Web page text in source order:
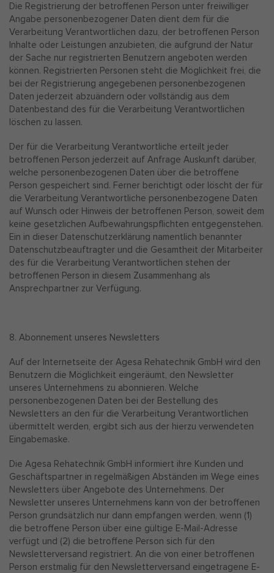
Die Registrierung der betroffenen Person unter freiwilliger
Angabe personenbezogener Daten dient dem für die
Verarbeitung Verantwortlichen dazu, der betroffenen Person
Inhalte oder Leistungen anzubieten, die aufgrund der Natur
der Sache nur registrierten Benutzern angeboten werden
können. Registrierten Personen steht die Möglichkeit frei, die
bei der Registrierung angegebenen personenbezogenen
Daten jederzeit abzuändern oder vollständig aus dem
Datenbestand des für die Verarbeitung Verantwortlichen
löschen zu lassen.
Der für die Verarbeitung Verantwortliche erteilt jeder
betroffenen Person jederzeit auf Anfrage Auskunft darüber,
welche personenbezogenen Daten über die betroffene
Person gespeichert sind. Ferner berichtigt oder löscht der für
die Verarbeitung Verantwortliche personenbezogene Daten
auf Wunsch oder Hinweis der betroffenen Person, soweit dem
keine gesetzlichen Aufbewahrungspflichten entgegenstehen.
Ein in dieser Datenschutzerklärung namentlich benannter
Datenschutzbeauftragter und die Gesamtheit der Mitarbeiter
des für die Verarbeitung Verantwortlichen stehen der
betroffenen Person in diesem Zusammenhang als
Ansprechpartner zur Verfügung.
8. Abonnement unseres Newsletters
Auf der Internetseite der Agesa Rehatechnik GmbH wird den
Benutzern die Möglichkeit eingeräumt, den Newsletter
unseres Unternehmens zu abonnieren. Welche
personenbezogenen Daten bei der Bestellung des
Newsletters an den für die Verarbeitung Verantwortlichen
übermittelt werden, ergibt sich aus der hierzu verwendeten
Eingabemaske.
Die Agesa Rehatechnik GmbH informiert ihre Kunden und
Geschäftspartner in regelmäßigen Abständen im Wege eines
Newsletters über Angebote des Unternehmens. Der
Newsletter unseres Unternehmens kann von der betroffenen
Person grundsätzlich nur dann empfangen werden, wenn (1)
die betroffene Person über eine gültige E-Mail-Adresse
verfügt und (2) die betroffene Person sich für den
Newsletterversand registriert. An die von einer betroffenen
Person erstmalig für den Newsletterversand eingetragene E-